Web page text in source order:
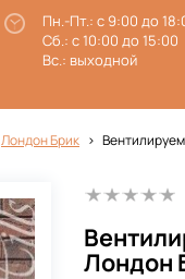
Пн.-Пт.: с 9:00 до
Сб.: с 10:00 до 15:00
Вс.: выходной
Лондон Брик
Лондон